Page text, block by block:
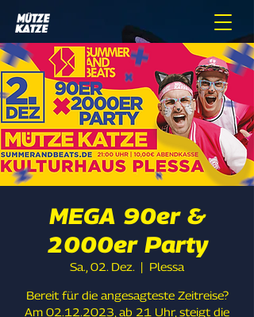
MEGA 90er &
2000er Party
Sa., 02. Dez.
  |
Plessa
Bereit für die angesagteste Zeitreise?
Am 02.12.2023, ab 21 Uhr, steigt die